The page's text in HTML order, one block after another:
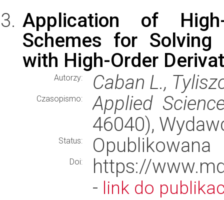
Application of
Schemes for Solving
with High-Order
Autorzy: Caban L.,
Czasopismo:
Applied
46040),
Status: Opublikowana
Doi:
https://
- link do